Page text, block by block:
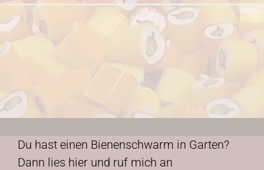
Du hast einen Bienenschwarm in Garten?
Dann lies hier und ruf mich an